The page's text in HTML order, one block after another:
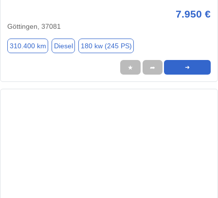
7.950 €
Göttingen, 37081
310.400 km Diesel 180 kw (245 PS)
★ ➦ ➜